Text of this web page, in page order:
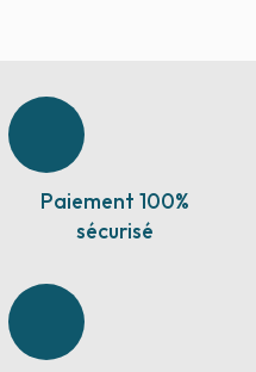
Paiement 100%
sécurisé